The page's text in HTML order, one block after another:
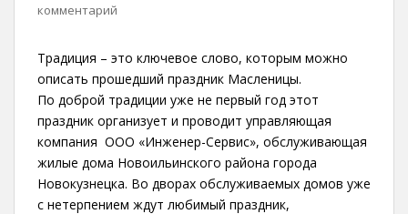
комментарий
Традиция – это ключевое слово, которым можно
описать прошедший праздник Масленицы.
По доброй традиции уже не первый год этот
праздник организует и проводит управляющая
компания ООО «Инженер-Сервис», обслуживающая
жилые дома Новоильинского района города
Новокузнецка. Во дворах обслуживаемых домов уже
с нетерпением ждут любимый праздник,